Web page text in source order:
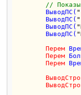
//
        ВыводПС(
        ВыводПС(
        ВыводПС(
        ВыводПС(
Перем
Перем
Перем